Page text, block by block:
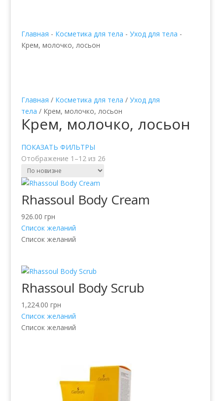
Главная - Косметика для тела - Уход для тела -
Крем, молочко, лосьон
Главная / Косметика для тела / Уход для
тела / Крем, молочко, лосьон
Крем, молочко, лосьон
ПОКАЗАТЬ ФИЛЬТРЫ
Отображение 1–12 из 26
Rhassoul Body Cream
926.00 грн
Список желаний
Список желаний
Rhassoul Body Scrub
1,224.00 грн
Список желаний
Список желаний